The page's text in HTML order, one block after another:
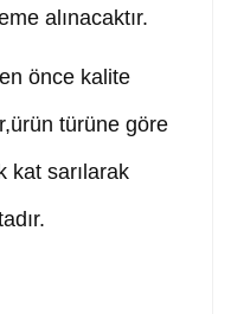
alınacaktır.
önce kalite
türüne göre
kat sarılarak